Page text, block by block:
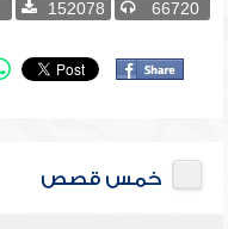
66720
152078
خمس قصص